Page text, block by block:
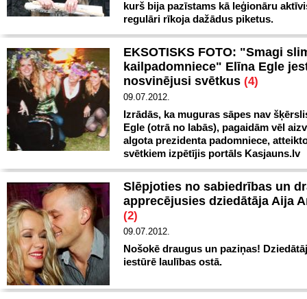
kurš bija pazīstams kā leģionāru
regulāri rīkoja dažādus piketus.
EKSOTISKS FOTO: "Smagi
kailpadomniece" Elīna Egle
nosvinējusi svētkus (4)
09.07.2012.
Izrādās, ka muguras sāpes nav
Egle (otrā no labās), pagaidām vēl
algota prezidenta padomniece,
svētkiem izpētījis portāls Kasjauns.lv
Slēpjoties no sabiedrības un
apprecējusies dziedātāja Aija
(2)
09.07.2012.
Nošokē draugus un paziņas!
iestūrē laulības ostā.